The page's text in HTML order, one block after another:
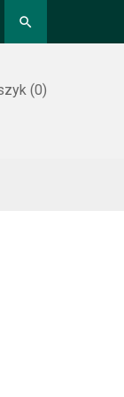
search
(0)